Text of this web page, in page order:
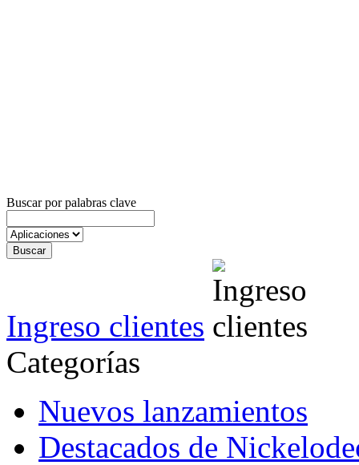
Buscar por palabras clave
Ingreso clientes
Categorías
Nuevos lanzamientos
Destacados de